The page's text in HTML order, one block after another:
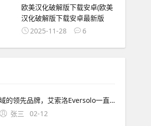
欧美汉化破解版下载安卓(欧美
汉化破解版下载安卓最新版
2025-11-28
6
域的领先品牌，艾索洛Eversolo一直坚持着“让声音回归纯净”的理念，用现代化的数字架构不断刷新大家对。
张三
02-12